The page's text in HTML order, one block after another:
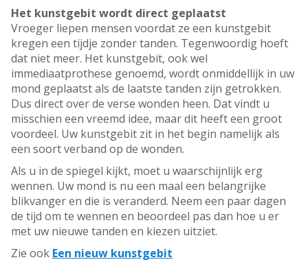
Het kunstgebit wordt direct geplaatst
Vroeger liepen mensen voordat ze een kunstgebit
kregen een tijdje zonder tanden. Tegenwoordig hoeft
dat niet meer. Het kunstgebit, ook wel
immediaatprothese genoemd, wordt onmiddellijk in uw
mond geplaatst als de laatste tanden zijn getrokken.
Dus direct over de verse wonden heen. Dat vindt u
misschien een vreemd idee, maar dit heeft een groot
voordeel. Uw kunstgebit zit in het begin namelijk als
een soort verband op de wonden.
Als u in de spiegel kijkt, moet u waarschijnlijk erg
wennen. Uw mond is nu een maal een belangrijke
blikvanger en die is veranderd. Neem een paar dagen
de tijd om te wennen en beoordeel pas dan hoe u er
met uw nieuwe tanden en kiezen uitziet.
Zie ook Een nieuw kunstgebit